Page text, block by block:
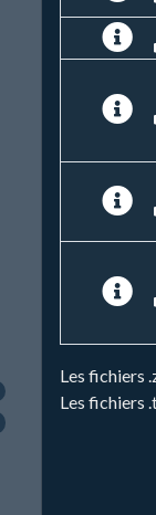
Les fichiers
Les fichiers